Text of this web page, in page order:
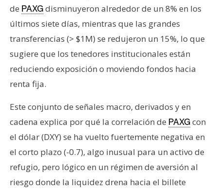
de PAXGdisminuyeron alrededor de un 8% en los
últimos siete días, mientras que las grandes
transferencias (> $1M) se redujeron un 15%, lo que
sugiere que los tenedores institucionales están
reduciendo exposición o moviendo fondos hacia
renta fija.
Este conjunto de señales macro, derivados y en
cadena explica por qué la correlación de PAXGcon
el dólar (DXY) se ha vuelto fuertemente negativa en
el corto plazo (-0.7), algo inusual para un activo de
refugio, pero lógico en un régimen de aversión al
riesgo donde la liquidez drena hacia el billete